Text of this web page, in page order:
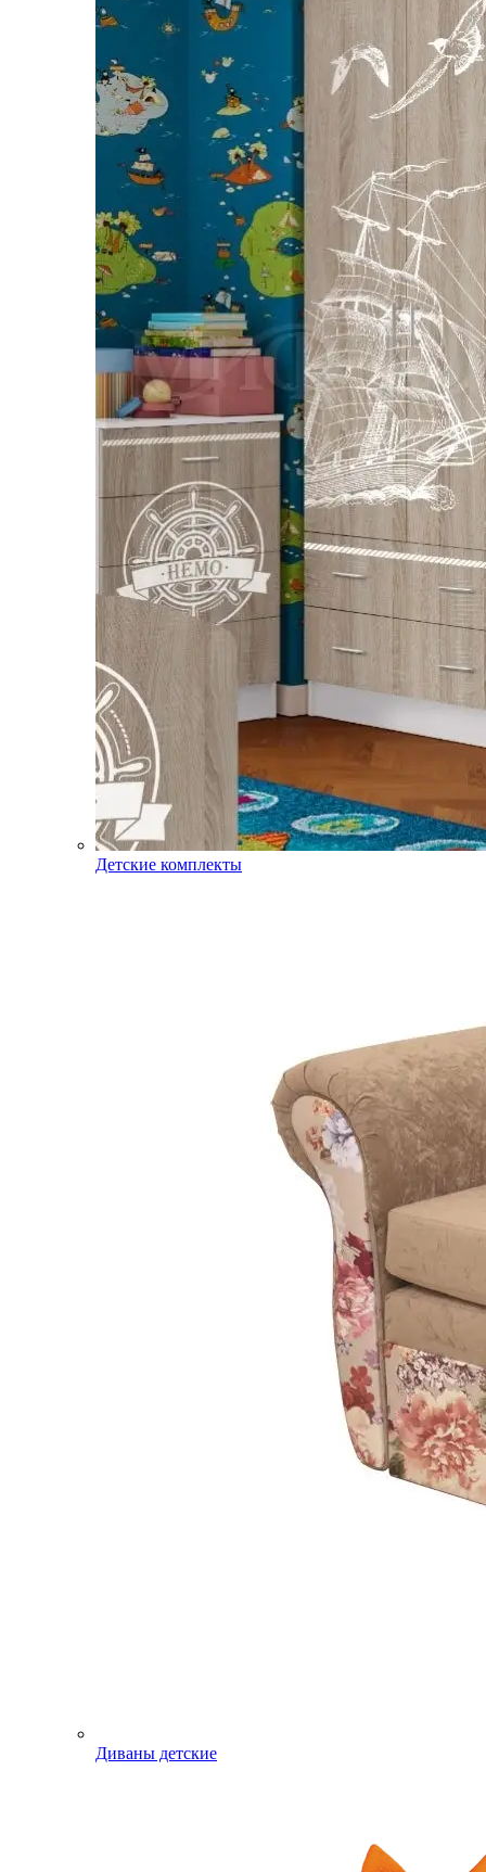
Детские комплекты
Диваны детские